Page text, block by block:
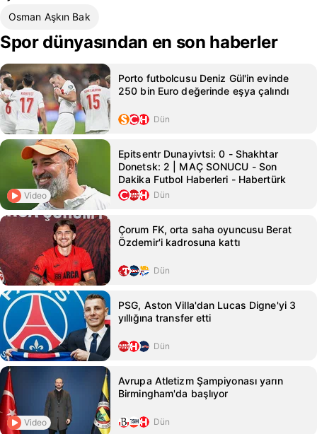
Osman Aşkın Bak
Spor dünyasından en son haberler
Porto futbolcusu Deniz Gül'in evinde
250 bin Euro değerinde eşya çalındı
Dün
Video
Epitsentr Dunayivtsi: 0 - Shakhtar
Donetsk: 2 | MAÇ SONUCU - Son
Dakika Futbol Haberleri - Habertürk
Dün
Çorum FK, orta saha oyuncusu Berat
Özdemir'i kadrosuna kattı
Dün
PSG, Aston Villa'dan Lucas Digne'yi 3
yıllığına transfer etti
Dün
Video
Avrupa Atletizm Şampiyonası yarın
Birmingham'da başlıyor
Dün